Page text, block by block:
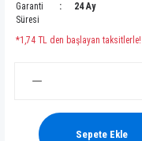
Garanti
Süresi
24 Ay
*1,74 TL den başlayan taksitlerle!
Sepete Ekle